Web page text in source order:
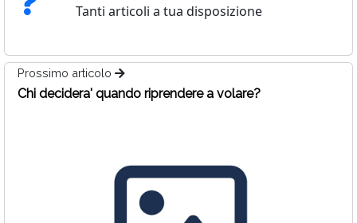
Tanti articoli a tua disposizione
Prossimo articolo
Chi decidera' quando riprendere a volare?